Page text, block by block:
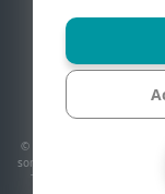
Contatti
© 1992 - 2026 ESET, spol.
sono marchi commerciali o
Tutti gli altri nomi e